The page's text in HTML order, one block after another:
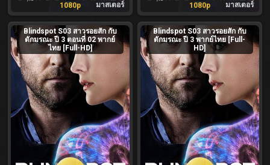
มาสเตอร์
1080p
มาสเตอร์
1080p
Blindspot S03 สาวรอยสัก กับ
ดักมรณะ ปี 3 ตอนที่ 02 พากย์
ไทย [Full-HD]
Blindspot S03 สาวรอยสัก กับ
ดักมรณะ ปี 3 พากย์ไทย [Full-
HD]